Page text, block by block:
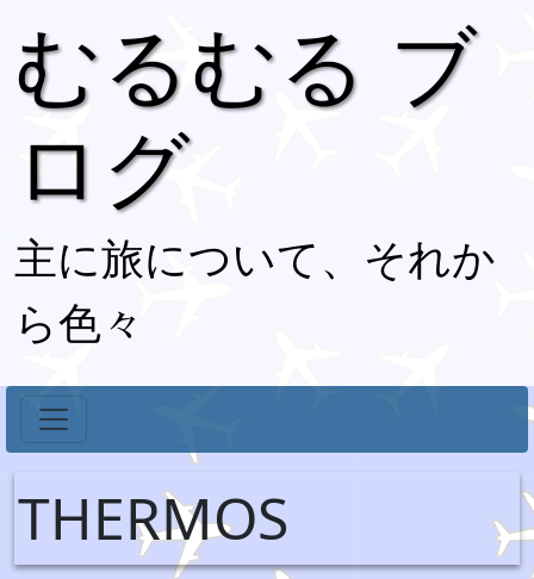
むるむる ブ
ログ
主に旅について、それか
ら色々
THERMOS